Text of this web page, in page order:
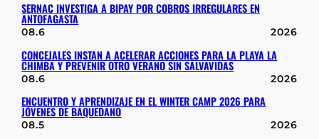
SERNAC INVESTIGA A BIPAY POR COBROS IRREGULARES EN
ANTOFAGASTA
08.6 2026
CONCEJALES INSTAN A ACELERAR ACCIONES PARA LA PLAYA LA
CHIMBA Y PREVENIR OTRO VERANO SIN SALVAVIDAS
08.6 2026
ENCUENTRO Y APRENDIZAJE EN EL WINTER CAMP 2026 PARA
JÓVENES DE BAQUEDANO
08.5 2026